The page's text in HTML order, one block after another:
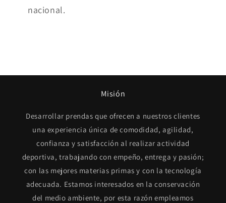
nacional.
Misión
Desarrollar prendas que ofrecen a nuestros clientes
una experiencia única de comodidad, agilidad,
confianza y satisfacción al realizar actividad
deportiva, trabajando con empeño, entrega y pasión;
con las mejores materias primas y con la tecnología
adecuada. Estamos interesados en la conservación
del medio ambiente, por esta razón empleamos